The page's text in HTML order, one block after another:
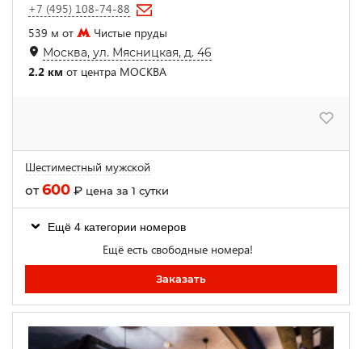
+7 (495) 108-74-88
539 м от
Чистые пруды
Москва, ул. Мясницкая, д. 46
2.2 км от центра МОСКВА
Шестиместный мужской
от600 ₽ цена за 1 сутки
Ещё 4 категории номеров
Ещё есть свободные номера!
Заказать